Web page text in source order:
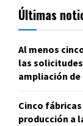
Últimas
Al menos
las solicitudes
ampliación
Cinco
producción a